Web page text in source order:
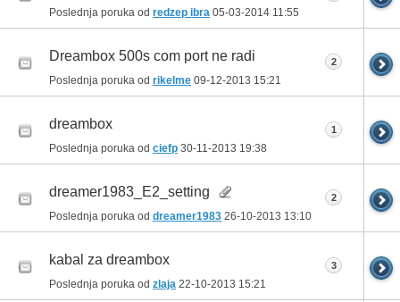
Poslednja poruka od redzep ibra 05-03-2014 11:55
Dreambox 500s com port ne radi
Poslednja poruka od rikelme 09-12-2013 15:21
2
dreambox
Poslednja poruka od ciefp 30-11-2013 19:38
1
dreamer1983_E2_setting
Poslednja poruka od dreamer1983 26-10-2013 13:10
2
kabal za dreambox
Poslednja poruka od zlaja 22-10-2013 15:21
3